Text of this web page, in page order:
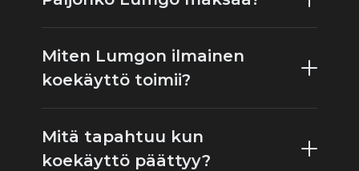
Miten Lumgon ilmainen
koekäyttö toimii?
Mitä tapahtuu kun
koekäyttö päättyy?